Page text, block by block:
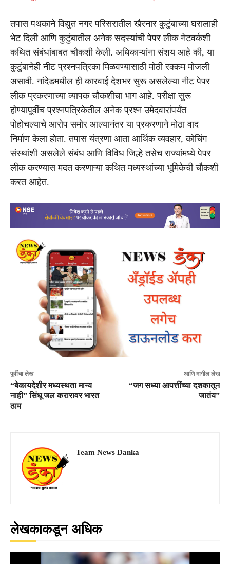
तपास पथकाने विद्युत नगर परिसरातील खैरनार कुटुंबाच्या घरालाही
भेट दिली आणि कुटुंबातील अनेक सदस्यांची पेपर लीक नेटवर्कशी
कथित संबंधांबाबत चौकशी केली. अधिकाऱ्यांना संशय आहे की, या
कुटुंबानेही नीट प्रश्नपत्रिका मिळवण्यासाठी मोठी रक्कम मोजली
असावी. नांदेडमधील ही कारवाई देशभर सुरू असलेल्या नीट पेपर
लीक प्रकरणाच्या व्यापक चौकशीचा भाग आहे. परीक्षा सुरू
होण्यापूर्वीच प्रश्नपत्रिकेतील अनेक प्रश्न उमेदवारांपर्यंत
पोहोचल्याचे आरोप समोर आल्यानंतर या प्रकरणाने मोठा वाद
निर्माण केला होता. तपास यंत्रणा आता आर्थिक व्यवहार, कोचिंग
संस्थांशी असलेले संबंध आणि विविध जिल्हे तसेच राज्यांमध्ये पेपर
लीक करण्यास मदत करणाऱ्या कथित मध्यस्थांच्या भूमिकेची चौकशी
करत आहेत.
पूर्वीचा लेख
“बेकायदेशीर मध्यस्थता मान्य
नाही” सिंधू जल करारावर भारत
ठाम
आणि मागील लेख
“जग सध्या आपत्तींच्या दशकातून
जातंय”
Team News Danka
लेखकाकडून अधिक